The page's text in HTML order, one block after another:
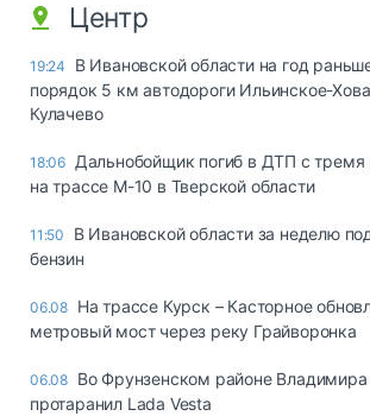
Центр
19:24
В Ивановской области на год
порядок 5 км автодороги Ильинское-
Кулачево
18:06 Дальнобойщик погиб в ДТП с тремя
на трассе М-10 в Тверской области
11:50
В Ивановской области за неделю
бензин
06.08 На трассе Курск – Касторное
метровый мост через реку Грайворонка
06.08 Во Фрунзенском районе
протаранил Lada Vesta